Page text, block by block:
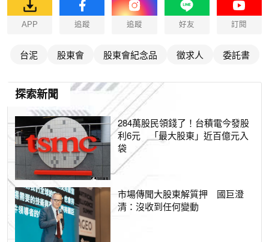
APP 追蹤 追蹤 好友 訂閱
台泥 股東會 股東會紀念品 徵求人 委託書
探索新聞
284萬股民領錢了！台積電今發股
利6元 「最大股東」近百億元入
袋
市場傳聞大股東解質押 國巨澄
清：沒收到任何變動